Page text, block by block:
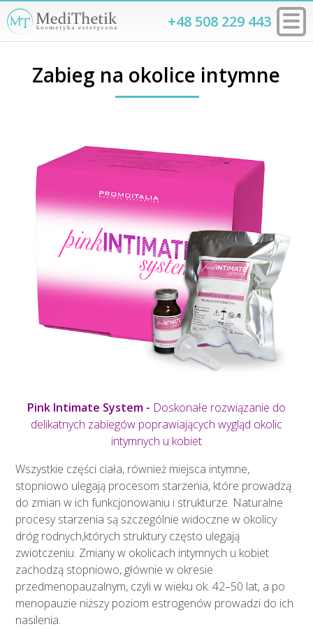
+48 508 229 443
Zabieg na okolice intymne
Pink Intimate System - Doskonałe rozwiązanie do
delikatnych zabiegów poprawiających wygląd okolic
intymnych u kobiet
Wszystkie części ciała, również miejsca intymne,
stopniowo ulegają procesom starzenia, które prowadzą
do zmian w ich funkcjonowaniu i strukturze. Naturalne
procesy starzenia są szczególnie widoczne w okolicy
dróg rodnych,których struktury często ulegają
zwiotczeniu. Zmiany w okolicach intymnych u kobiet
zachodzą stopniowo, głównie w okresie
przedmenopauzalnym, czyli w wieku ok. 42–50 lat, a po
menopauzie niższy poziom estrogenów prowadzi do ich
nasilenia.